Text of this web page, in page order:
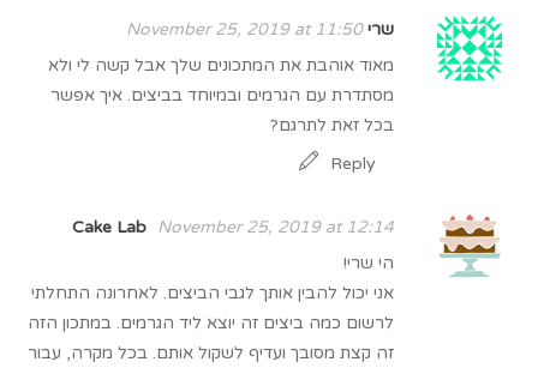
שרי November 25, 2019 at 11:50
מאוד אוהבת את המתכונים שלך אבל קשה לי ולא
מסתדרת עם הגרמים ובמיוחד בביצים. איך אפשר
בכל זאת לתרגם?
Reply
Cake Lab
November 25, 2019 at 12:14
הי שרי!
אני יכול להבין אותך לגבי הביצים. לאחרונה התחלתי
לרשום כמה ביצים זה יוצא ליד הגרמים. במתכון הזה
זה קצת מסובך ועדיף לשקול אותם. בכל מקרה, עבור